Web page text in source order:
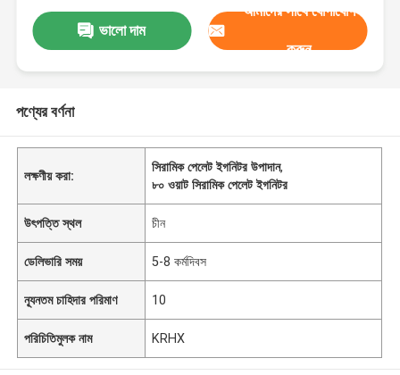
ভালো দাম
আমাদের সাথে যোগাযোগ
করুন
পণ্যের বর্ণনা
লক্ষণীয় করা:
সিরামিক পেলেট ইগনিটর উপাদান,
৮০ ওয়াট সিরামিক পেলেট ইগনিটর
উৎপত্তি স্থল চীন
ডেলিভারি সময় 5-8 কর্মদিবস
ন্যূনতম চাহিদার পরিমাণ 10
পরিচিতিমুলক নাম KRHX